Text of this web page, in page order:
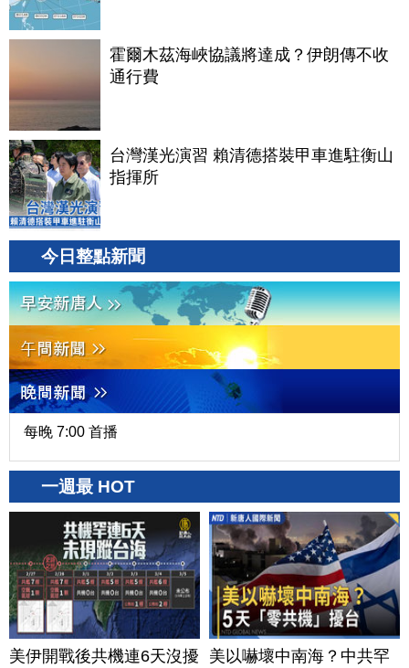
霍爾木茲海峽協議將達成？伊朗傳不收
通行費
台灣漢光演習 賴清德搭裝甲車進駐衡山
指揮所
今日整點新聞
每晚 7:00 首播
一週最 HOT
美伊開戰後共機連6天沒擾
美以嚇壞中南海？中共罕